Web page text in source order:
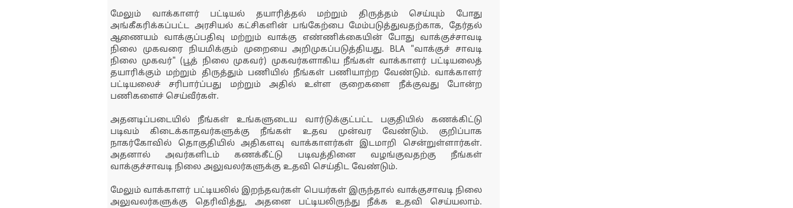
மேலும் வாக்காளர் பட்டியல் தயாரித்தல் மற்றும் திருத்தம் செய்யும் போது
அங்கீகரிக்கப்பட்ட அரசியல் கட்சிகளின் பங்கேற்பை மேம்படுத்துவதற்காக, தேர்தல்
ஆணையம் வாக்குப்பதிவு மற்றும் வாக்கு எண்ணிக்கையின் போது வாக்குச்சாவடி
நிலை முகவரை நியமிக்கும் முறையை அறிமுகப்படுத்தியது. BLA "வாக்குச் சாவடி
நிலை முகவர்" (பூத் நிலை முகவர்) முகவர்களாகிய நீங்கள் வாக்காளர் பட்டியலைத்
தயாரிக்கும் மற்றும் திருத்தும் பணியில் நீங்கள் பணியாற்ற வேண்டும். வாக்காளர்
பட்டியலைச் சரிபார்ப்பது மற்றும் அதில் உள்ள குறைகளை நீக்குவது போன்ற
பணிகளைச் செய்வீர்கள்.
அதனடிப்படையில் நீங்கள் உங்களுடைய வார்டுக்குட்பட்ட பகுதியில் கணக்கிட்டு
படிவம் கிடைக்காதவர்களுக்கு நீங்கள் உதவ முன்வர வேண்டும். குறிப்பாக
நாகர்கோவில் தொகுதியில் அதிகளவு வாக்காளர்கள் இடமாறி சென்றுள்ளார்கள்.
அதனால் அவர்களிடம் கணக்கீட்டு படிவத்தினை வழங்குவதற்கு நீங்கள்
வாக்குச்சாவடி நிலை அலுவலர்களுக்கு உதவி செய்திட வேண்டும்.
மேலும் வாக்காளர் பட்டியலில் இறந்தவர்கள் பெயர்கள் இருந்தால் வாக்குசாவடி நிலை
அலுவலர்களுக்கு தெரிவித்து, அதனை பட்டியலிருந்து நீக்க உதவி செய்யலாம்.